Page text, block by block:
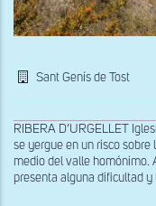
Sant Genís de Tost
RIBERA D’URGELLET
se yergue en un risco sobre
medio del valle homónimo.
presenta alguna dificultad